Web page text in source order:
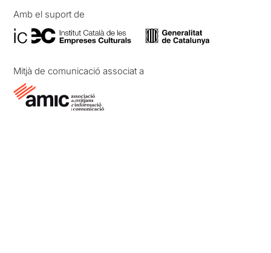
Amb el suport de
Mitjà de comunicació associat a